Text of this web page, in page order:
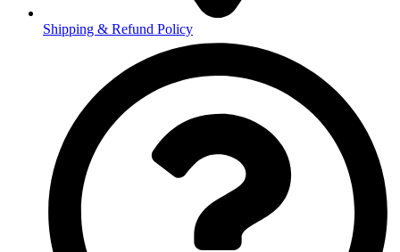
Shipping & Refund Policy